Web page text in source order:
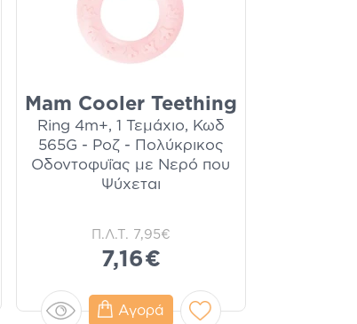
Mam Cooler Teething
Ring 4m+, 1 Τεμάχιο, Κωδ
565G - Ροζ - Πολύκρικος
Οδοντοφυΐας με Νερό που
Ψύχεται
Π.Λ.Τ. 7,95€
7,16€
Αγορά